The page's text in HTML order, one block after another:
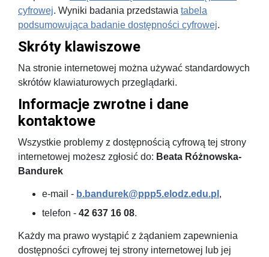
cyfrowej. Wyniki badania przedstawia tabela
podsumowująca badanie dostępności cyfrowej.
Skróty klawiszowe
Na stronie internetowej można używać standardowych
skrótów klawiaturowych przeglądarki.
Informacje zwrotne i dane
kontaktowe
Wszystkie problemy z dostępnością cyfrową tej strony
internetowej możesz zgłosić do: Beata Różnowska-
Bandurek
e-mail - b.bandurek@ppp5.elodz.edu.pl ,
telefon - 42 637 16 08.
Każdy ma prawo wystąpić z żądaniem zapewnienia
dostępności cyfrowej tej strony internetowej lub jej